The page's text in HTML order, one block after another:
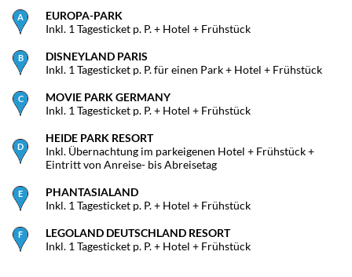
EUROPA-PARK
Inkl. 1 Tagesticket p. P. + Hotel + Frühstück
DISNEYLAND PARIS
Inkl. 1 Tagesticket p. P. für einen Park + Hotel + Frühstück
MOVIE PARK GERMANY
Inkl. 1 Tagesticket p. P. + Hotel + Frühstück
HEIDE PARK RESORT
Inkl. Übernachtung im parkeigenen Hotel + Frühstück +
Eintritt von Anreise- bis Abreisetag
PHANTASIALAND
Inkl. 1 Tagesticket p. P. + Hotel + Frühstück
LEGOLAND DEUTSCHLAND RESORT
Inkl. 1 Tagesticket p. P. + Hotel + Frühstück